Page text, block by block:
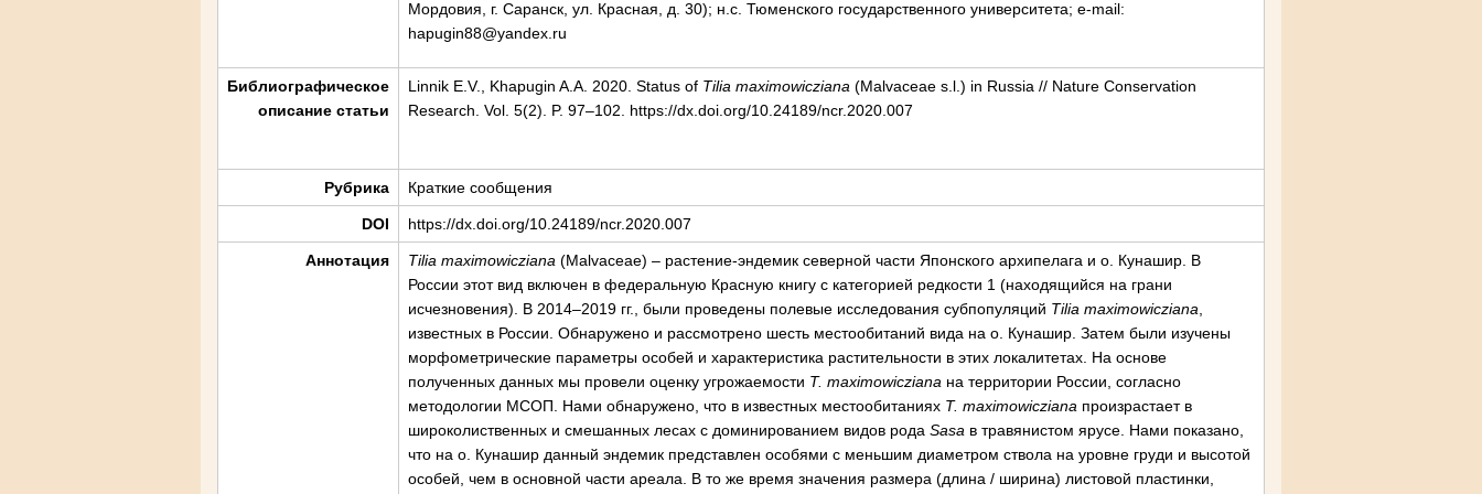
Мордовия, г. Саранск, ул. Красная, д. 30); н.с. Тюменского государственного университета; e-mail:
hapugin88@yandex.ru
Библиографическое
описание статьи
Linnik E.V., Khapugin A.A. 2020. Status of Tilia maximowicziana (Malvaceae s.l.) in Russia // Nature Conservation
Research. Vol. 5(2). P. 97–102. https://dx.doi.org/10.24189/ncr.2020.007
Рубрика Краткие сообщения
DOI https://dx.doi.org/10.24189/ncr.2020.007
Аннотация Tilia maximowicziana (Malvaceae) – растение-эндемик северной части Японского архипелага и о. Кунашир. В
России этот вид включен в федеральную Красную книгу с категорией редкости 1 (находящийся на грани
исчезновения). В 2014–2019 гг., были проведены полевые исследования субпопуляций Tilia maximowicziana
известных в России. Обнаружено и рассмотрено шесть местообитаний вида на о. Кунашир. Затем были изучены
морфометрические параметры особей и характеристика растительности в этих локалитетах. На основе
полученных данных мы провели оценку угрожаемости T. maximowicziana на территории России, согласно
методологии МСОП. Нами обнаружено, что в известных местообитаниях T. maximowicziana произрастает в
широколиственных и смешанных лесах с доминированием видов рода Sasa в травянистом ярусе. Нами показано,
что на о. Кунашир данный эндемик представлен особями с меньшим диаметром ствола на уровне груди и высотой
особей, чем в основной части ареала. В то же время значения размера (длина / ширина) листовой пластинки,